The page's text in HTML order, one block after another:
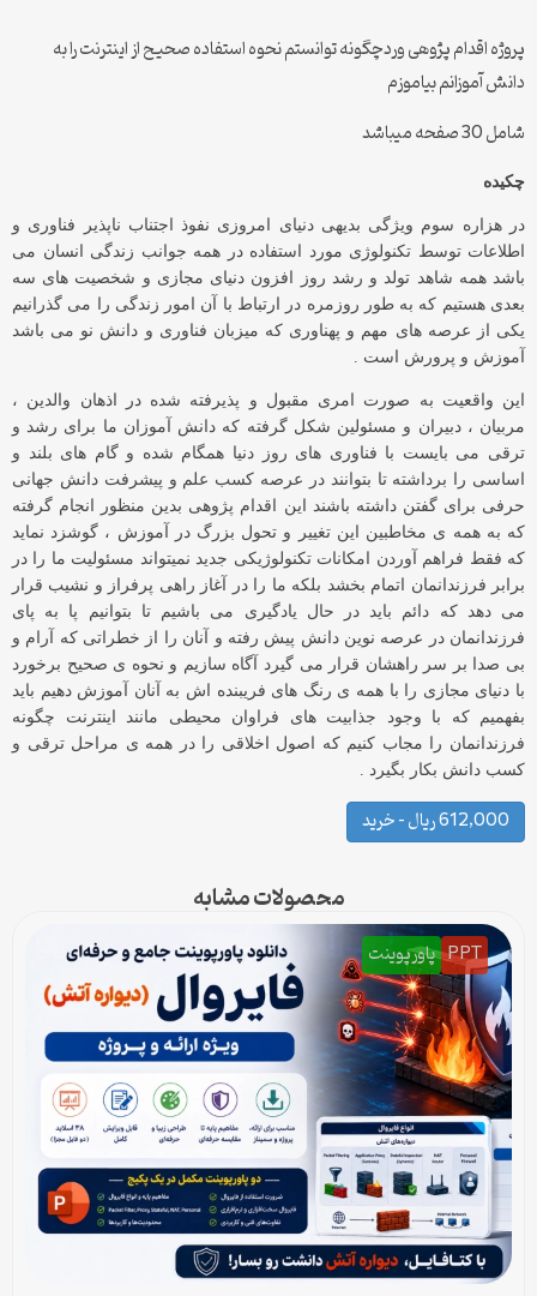
پروژه اقدام پژوهی وردچگونه توانستم نحوه استفاده صحیح از اینترنت را به
دانش آموزانم بیاموزم
شامل 30 صفحه میباشد
چکیده
در هزاره سوم ویژگی بدیهی دنیای امروزی نفوذ اجتناب ناپذیر فناوری و
اطلاعات توسط تکنولوژی مورد استفاده در همه جوانب زندگی انسان می
باشد همه شاهد تولد و رشد روز افزون دنیای مجازی و شخصیت های سه
بعدی هستیم که به طور روزمره در ارتباط با آن امور زندگی را می گذرانیم
یکی از عرصه های مهم و پهناوری که میزبان فناوری و دانش نو می باشد
آموزش و پرورش است .
این واقعیت به صورت امری مقبول و پذیرفته شده در اذهان والدین ،
مربیان ، دبیران و مسئولین شکل گرفته که دانش آموزان ما برای رشد و
ترقی می بایست با فناوری های روز دنیا همگام شده و گام های بلند و
اساسی را برداشته تا بتوانند در عرصه کسب علم و پیشرفت دانش جهانی
حرفی برای گفتن داشته باشند این اقدام پژوهی بدین منظور انجام گرفته
که به همه ی مخاطبین این تغییر و تحول بزرگ در آموزش ، گوشزد نماید
که فقط فراهم آوردن امکانات تکنولوژیکی جدید نمیتواند مسئولیت ما را در
برابر فرزندانمان اتمام بخشد بلکه ما را در آغاز راهی پرفراز و نشیب قرار
می دهد که دائم باید در حال یادگیری می باشیم تا بتوانیم پا به پای
فرزندانمان در عرصه نوین دانش پیش رفته و آنان را از خطراتی که آرام و
بی صدا بر سر راهشان قرار می گیرد آگاه سازیم و نحوه ی صحیح برخورد
با دنیای مجازی را با همه ی رنگ های فریبنده اش به آنان آموزش دهیم باید
بفهمیم که با وجود جذابیت های فراوان محیطی مانند اینترنت چگونه
فرزندانمان را مجاب کنیم که اصول اخلاقی را در همه ی مراحل ترقی و
کسب دانش بکار بگیرد .
612,000 ریال – خرید
محصولات مشابه
PPT پاورپوینت